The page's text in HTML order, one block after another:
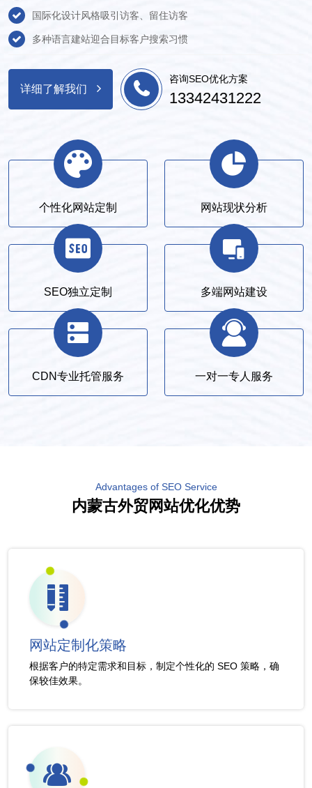
国际化设计风格吸引访客、留住访客
多种语言建站迎合目标客户搜索习惯
详细了解我们
咨询SEO优化方案
13342431222
个性化网站定制 网站现状分析
SEO独立定制 多端网站建设
CDN专业托管服务 一对一专人服务
Advantages of SEO Service
内蒙古外贸网站优化优势
网站定制化策略
根据客户的特定需求和目标，制定个性化的 SEO 策略，确
保较佳效果。